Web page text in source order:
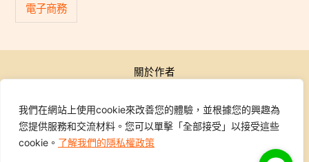
我們在網站上使用cookie來改善您的體驗，並根據您的興趣為
您提供服務和交流材料。您可以單擊「全部接受」以接受這些
cookie。 了解我們的隱私權政策
電子商務
關於作者
行銷學院
課程報名
學員專區